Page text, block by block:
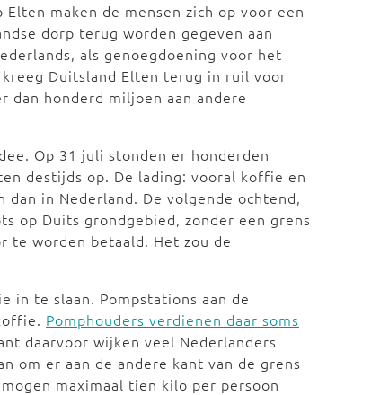
maken de mensen zich op voor een
dorp terug worden gegeven aan
als genoegdoening voor het
Duitsland Elten terug in ruil voor
dan honderd miljoen aan andere
Op 31 juli stonden er honderden
destijds op. De lading: vooral koffie en
in Nederland. De volgende ochtend,
op Duits grondgebied, zonder een grens
te worden betaald. Het zou de
in te slaan. Pompstations aan de
Pomphouders verdienen daar soms
daarvoor wijken veel Nederlanders
om er aan de andere kant van de grens
maximaal tien kilo per persoon